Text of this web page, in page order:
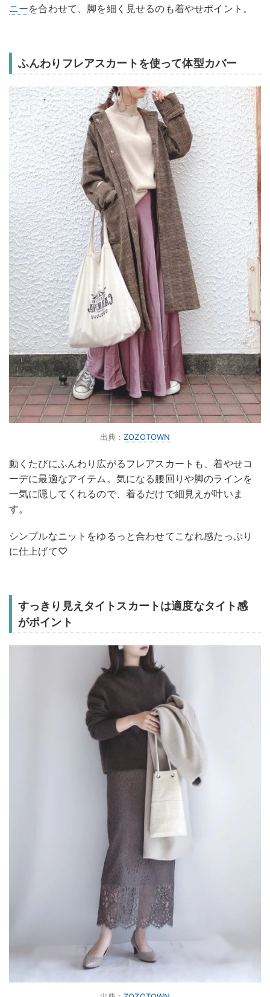
ニーを合わせて、脚を細く見せるのも着やせポイント。
ふんわりフレアスカートを使って体型カバー
出典：ZOZOTOWN
動くたびにふんわり広がるフレアスカートも、着やせコ
ーデに最適なアイテム。気になる腰回りや脚のラインを
一気に隠してくれるので、着るだけで細見えが叶いま
す。
シンプルなニットをゆるっと合わせてこなれ感たっぷり
に仕上げて♡
すっきり見えタイトスカートは適度なタイト感
がポイント